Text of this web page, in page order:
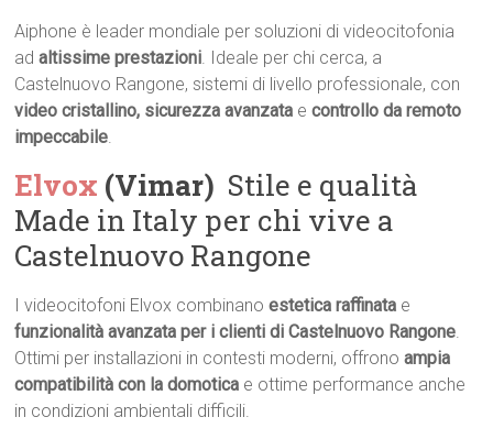
Aiphone è leader mondiale per soluzioni di videocitofonia
adaltissime prestazioni. Ideale per chi cerca, a
Castelnuovo Rangone, sistemi di livello professionale, con
video cristallino, sicurezza avanzata econtrollo da remoto
impeccabile.
Elvox (Vimar)  Stile e qualità
Made in Italy per chi vive a
Castelnuovo Rangone
I videocitofoni Elvox combinanoestetica raffinata e
funzionalità avanzata per i clienti di Castelnuovo Rangone.
Ottimi per installazioni in contesti moderni, offronoampia
compatibilità con la domotica e ottime performance anche
in condizioni ambientali difficili.